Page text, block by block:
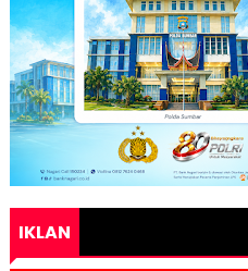
IKLAN